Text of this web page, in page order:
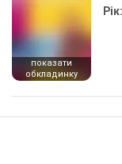
показати
обкладинку
Рік: